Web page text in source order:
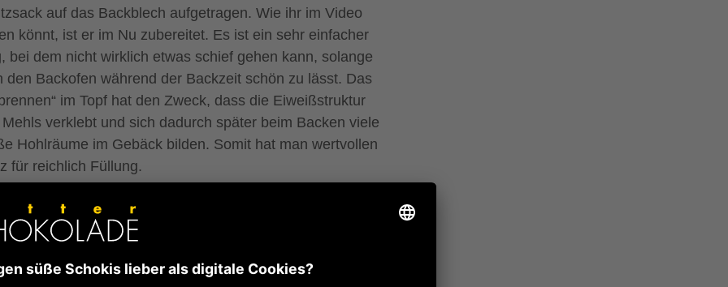
auf das Backblech aufgetragen. Wie ihr im Video
könnt, ist er im Nu zubereitet. Es ist ein sehr einfacher
bei dem nicht wirklich etwas schief gehen kann, solange
den Backofen während der Backzeit schön zu lässt. Das
im Topf hat den Zweck, dass die Eiweißstruktur
verklebt und sich dadurch später beim Backen viele
Hohlräume im Gebäck bilden. Somit hat man wertvollen
für reichlich Füllung.
ist dies ein Rezept, das schon bei der Zubereitung
macht und selbstverständlich auch darüber hinaus. Im